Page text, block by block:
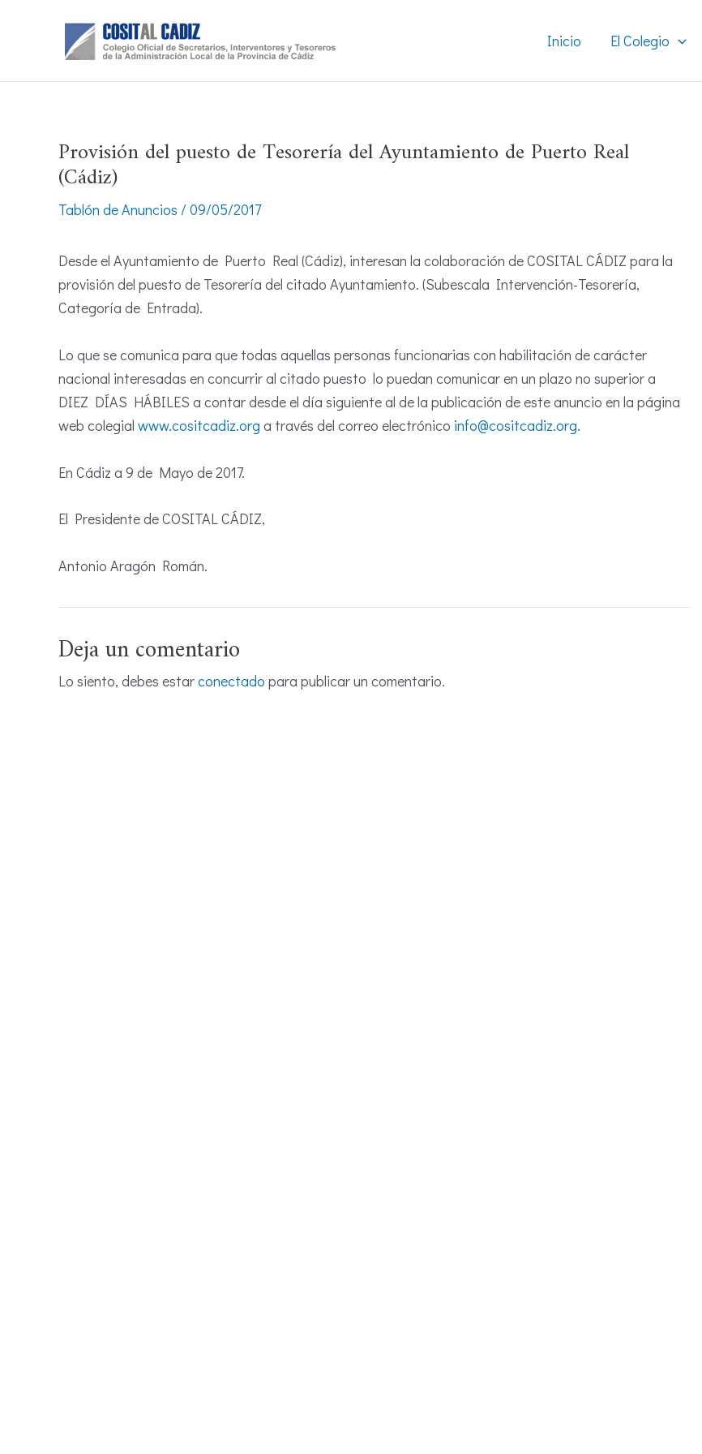
Inicio El Colegio
Provisión del puesto de Tesorería del Ayuntamiento de Puerto Real
(Cádiz)
Tablón de Anuncios / 09/05/2017
Desde el Ayuntamiento de Puerto Real (Cádiz), interesan la colaboración de COSITAL CÁDIZ para la
provisión del puesto de Tesorería del citado Ayuntamiento. (Subescala Intervención-Tesorería,
Categoría de Entrada).
Lo que se comunica para que todas aquellas personas funcionarias con habilitación de carácter
nacional interesadas en concurrir al citado puesto lo puedan comunicar en un plazo no superior a
DIEZ DÍAS HÁBILES a contar desde el día siguiente al de la publicación de este anuncio en la página
web colegial www.cositcadiz.org a través del correo electrónico info@cositcadiz.org.
En Cádiz a 9 de Mayo de 2017.
El Presidente de COSITAL CÁDIZ,
Antonio Aragón Román.
Deja un comentario
Lo siento, debes estarconectado para publicar un comentario.